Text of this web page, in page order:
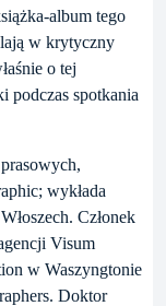
album tego
w krytyczny
o tej
podczas spotkania
wykłada
Członek
Visum
w Waszyngtonie
Doktor